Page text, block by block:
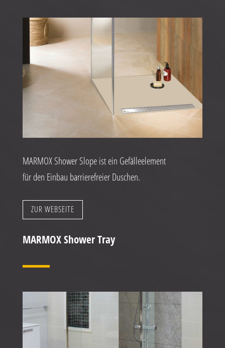
MARMOX Shower Slope ist ein Gefälleelement
für den Einbau barrierefreier Duschen.
ZUR WEBSEITE
MARMOX Shower Tray